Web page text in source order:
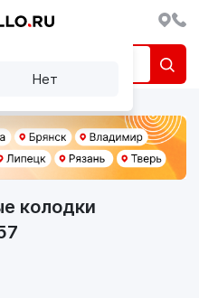
колодки
Нет